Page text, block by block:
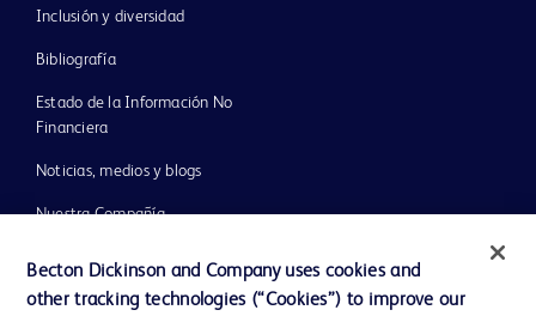
Inclusión y diversidad
Bibliografía
Estado de la Información No
Financiera
Noticias, medios y blogs
Nuestra Compañía
Informe Impuesto Sociedades
Becton Dickinson and Company uses cookies and
other tracking technologies (“Cookies”) to improve our